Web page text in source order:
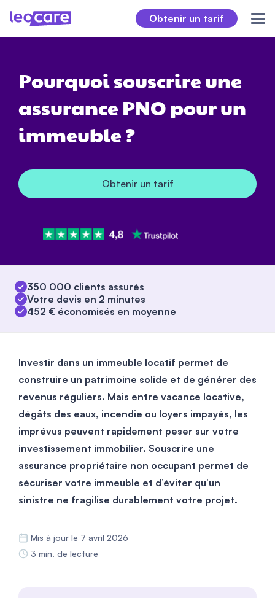
Obtenir un tarif
Pourquoi souscrire une
assurance PNO pour un
immeuble ?
Obtenir un tarif
350 000 clients assurés
Votre devis en 2 minutes
452 € économisés en moyenne
Investir dans un immeuble locatif permet de
construire un patrimoine solide et de générer des
revenus réguliers. Mais entre vacance locative,
dégâts des eaux, incendie ou loyers impayés, les
imprévus peuvent rapidement peser sur votre
investissement immobilier. Souscrire une
assurance propriétaire non occupant permet de
sécuriser votre immeuble et d’éviter qu’un
sinistre ne fragilise durablement votre projet.
Mis à jour le 7 avril 2026
3 min. de lecture